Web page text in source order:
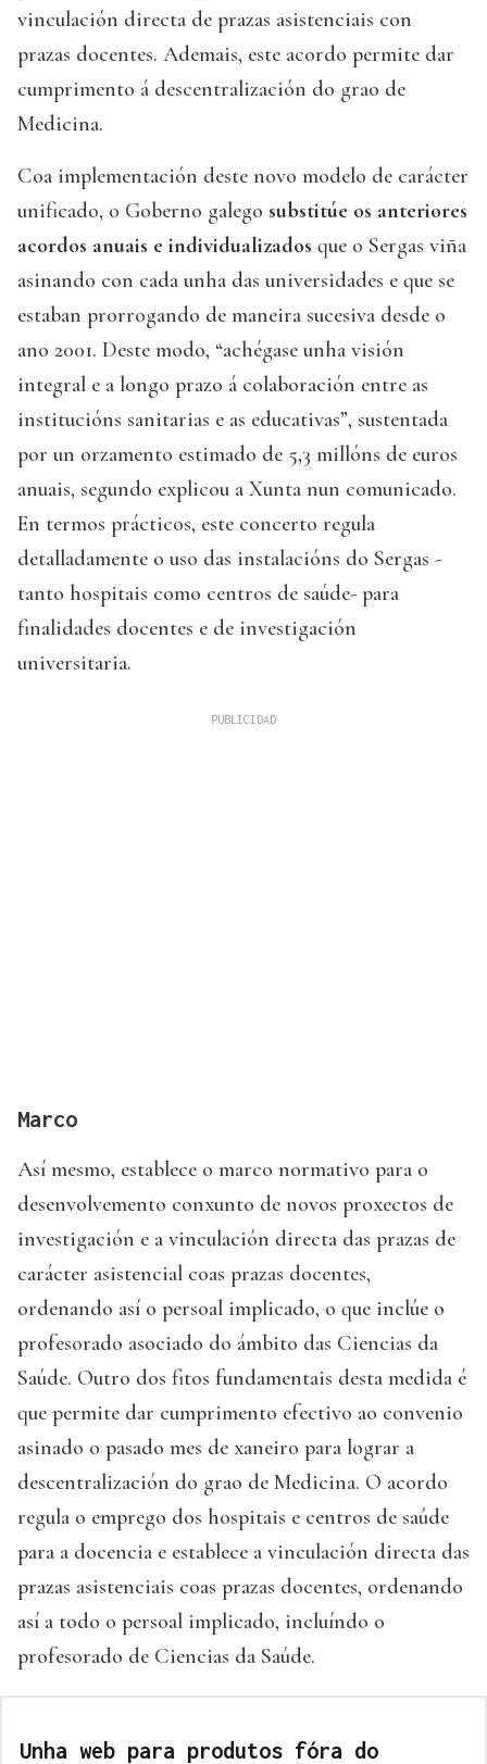
vinculación directa de prazas asistenciais con
prazas docentes. Ademais, este acordo permite dar
cumprimento á descentralización do grao de
Medicina.
Coa implementación deste novo modelo de carácter
unificado, o Goberno galego substitúe os anteriores
acordos anuais e individualizados que o Sergas viña
asinando con cada unha das universidades e que se
estaban prorrogando de maneira sucesiva desde o
ano 2001. Deste modo, “achégase unha visión
integral e a longo prazo á colaboración entre as
institucións sanitarias e as educativas”, sustentada
por un orzamento estimado de 5,3 millóns de euros
anuais, segundo explicou a Xunta nun comunicado.
En termos prácticos, este concerto regula
detalladamente o uso das instalacións do Sergas -
tanto hospitais como centros de saúde- para
finalidades docentes e de investigación
universitaria.
Marco
Así mesmo, establece o marco normativo para o
desenvolvemento conxunto de novos proxectos de
investigación e a vinculación directa das prazas de
carácter asistencial coas prazas docentes,
ordenando así o persoal implicado, o que inclúe o
profesorado asociado do ámbito das Ciencias da
Saúde. Outro dos fitos fundamentais desta medida é
que permite dar cumprimento efectivo ao convenio
asinado o pasado mes de xaneiro para lograr a
descentralización do grao de Medicina. O acordo
regula o emprego dos hospitais e centros de saúde
para a docencia e establece a vinculación directa das
prazas asistenciais coas prazas docentes, ordenando
así a todo o persoal implicado, incluíndo o
profesorado de Ciencias da Saúde.
Unha web para produtos fóra do